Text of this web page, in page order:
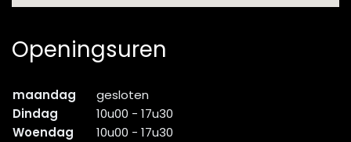
Openingsuren
maandag
gesloten
Dindag
10u00 - 17u30
Woendag
10u00 - 17u30